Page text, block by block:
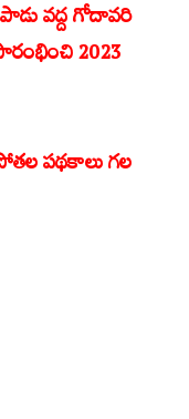
వద్ద గోదావరి
2023
పథకాలు గల